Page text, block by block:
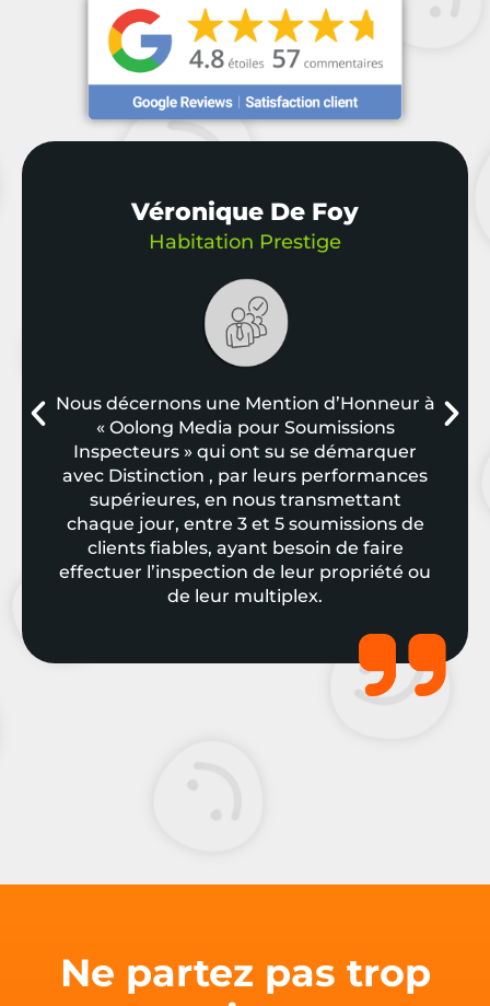
Véronique De Foy
Habitation Prestige
Nous décernons une Mention d’Honneur à
« Oolong Media pour Soumissions
Inspecteurs » qui ont su se démarquer
avec Distinction , par leurs performances
supérieures, en nous transmettant
chaque jour, entre 3 et 5 soumissions de
clients fiables, ayant besoin de faire
effectuer l’inspection de leur propriété ou
de leur multiplex.
Ne partez pas trop